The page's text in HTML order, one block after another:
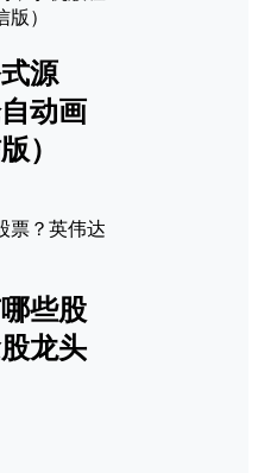
源
动画
）
些股
龙头